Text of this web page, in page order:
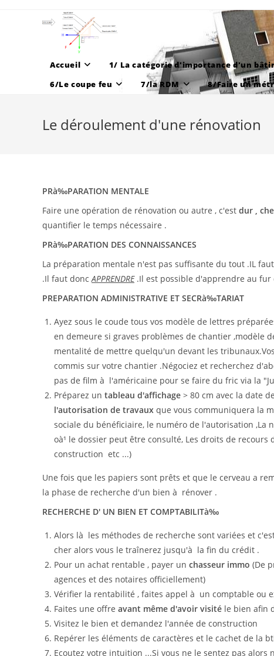
Accueil 1/ La catégorie d'importance d'un
6/Le coupe feu
7/la RDM 8/Faire un
Le déroulement d'une rénovation
PRà‰PARATION MENTALE
Faire une opération de rénovation ou autre , c'est dur ,
quantifier le temps nécessaire .
PRà‰PARATION DES CONNAISSANCES
La préparation mentale n'est pas suffisante du tout .IL
.Il faut donc APPRENDRE.Il est possible d'apprendre au
PREPARATION ADMINISTRATIVE ET SECRà‰TARIAT
Ayez sous le coude tous vos modèle de lettres
en demeure si graves problèmes de chantier ,modèle
mentalité de mettre quelqu'un devant les
commis sur votre chantier .Négociez et recherchez
pas de film à l'américaine pour se faire du fric via la
Préparez un tableau d'affichage > 80 cm avec la date
l'autorisation de travaux que vous communiquera la
sociale du bénéficiaire, le numéro de l'autorisation
oà¹ le dossier peut être consulté, Les droits de
construction etc ...)
Une fois que les papiers sont prêts et que le cerveau a
la phase de recherche d'un bien à rénover .
RECHERCHE D' UN BIEN ET COMPTABILITà‰
Alors là les méthodes de recherche sont variées et
cher alors vous le traînerez jusqu'à la fin du crédit .
Pour un achat rentable , payer un chasseur immo (De
agences et des notaires officiellement)
Vérifier la rentabilité , faites appel à un comptable ou
Faites une offre avant même d'avoir visité le bien afin
Visitez le bien et demandez l'année de construction
Repérer les éléments de caractères et le cachet de la
Ecoutez votre intuition ...Si vous ne le sentez pas alors